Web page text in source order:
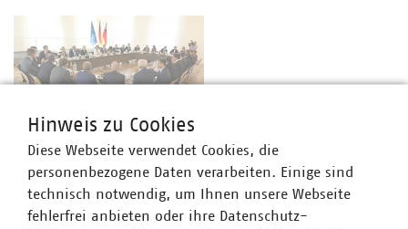
Diskussionsrunde zum Netzbündnis für
Rheinland-Pfalz
Hinweis zu Cookies
Diese Webseite verwendet Cookies, die
personenbezogene Daten verarbeiten. Einige sind
technisch notwendig, um Ihnen unsere Webseite
fehlerfrei anbieten oder ihre Datenschutz-